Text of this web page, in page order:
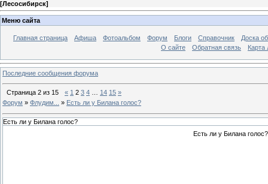
[Лесосибирск]
Меню сайта
Главная страница Афиша Фотоальбом Форум Блоги Справочник
Доска
О сайте
Обратная связь Карта
Последние сообщения форума
Страница 2 из 15 « 1 2 3 4 14 15 »
Форум » Флудим... » Есть ли у Билана голос?
Есть ли у Билана голос?
Есть ли у Билана голос?